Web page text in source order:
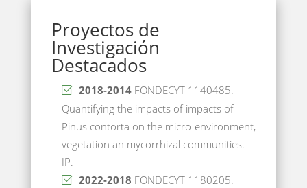
Proyectos de
Investigación
Destacados
2018-2014FONDECYT 1140485.
Quantifying the impacts of impacts of
Pinus contorta on the micro-environment,
vegetation an mycorrhizal communities.
IP.
2022-2018 FONDECYT 1180205.